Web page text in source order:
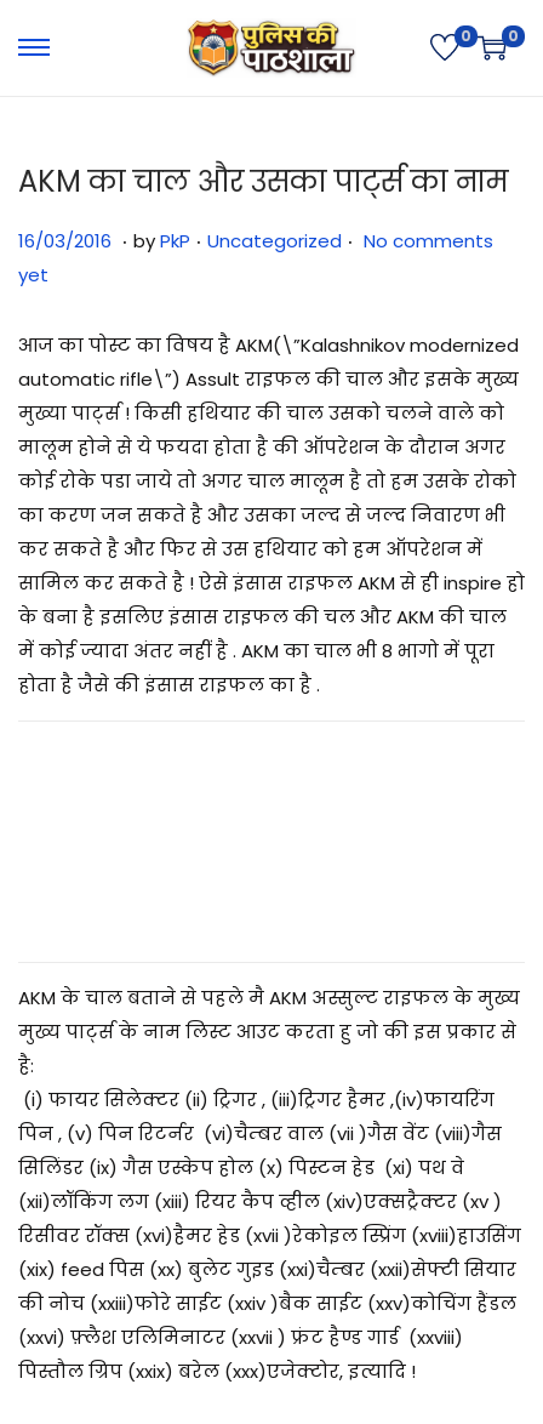
0 0
AKM का चाल और उसका पार्ट्स का नाम
Posted on
16/03/2016 3
0
7
/
2
0
2
5
. byPkP . Posted in
Uncategorized . No comments
yet
आज का पोस्ट का विषय है AKM(\”Kalashnikov modernized
automatic rifle\”) Assult राइफल की चाल और इसके मुख्य
मुख्या पार्ट्स ! किसी हथियार की चाल उसको चलने वाले को
मालूम होने से ये फयदा होता है की ऑपरेशन के दौरान अगर
कोई रोके पडा जाये तो अगर चाल मालूम है तो हम उसके रोको
का करण जन सकते है और उसका जल्द से जल्द निवारण भी
कर सकते है और फिर से उस हथियार को हम ऑपरेशन में
सामिल कर सकते है ! ऐसे इंसास राइफल AKM से ही inspire हो
के बना है इसलिए इंसास राइफल की चल और AKM की चाल
में कोई ज्यादा अंतर नहीं है . AKM का चाल भी 8 भागो में पूरा
होता है जैसे की इंसास राइफल का है .
AKM के चाल बताने से पहले मै AKM अस्सुल्ट राइफल के मुख्य
मुख्य पार्ट्स के नाम लिस्ट आउट करता हु जो की इस प्रकार से
है:
(i) फायर सिलेक्टर (ii) ट्रिगर , (iii)ट्रिगर हैमर ,(iv)फायरिंग
पिन , (v) पिन रिटर्नर (vi)चैम्बर वाल (vii )गैस वेंट (viii)गैस
सिलिंडर (ix) गैस एस्केप होल (x) पिस्टन हेड (xi) पथ वे
(xii)लॉकिंग लग (xiii) रियर कैप व्हील (xiv)एक्सट्रैक्टर (xv )
रिसीवर रॉक्स (xvi)हैमर हेड (xvii )रेकोइल स्प्रिंग (xviii)हाउसिंग
(xix) feed पिस (xx) बुलेट गुइड (xxi)चैम्बर (xxii)सेफ्टी सियार
की नोच (xxiii)फोरे साईट (xxiv )बैक साईट (xxv)कोचिंग हैंडल
(xxvi) फ़्लैश एलिमिनाटर (xxvii ) फ्रंट हैण्ड गार्ड (xxviii)
पिस्तौल ग्रिप (xxix) बरेल (xxx)एजेक्टोर, इत्यादि !